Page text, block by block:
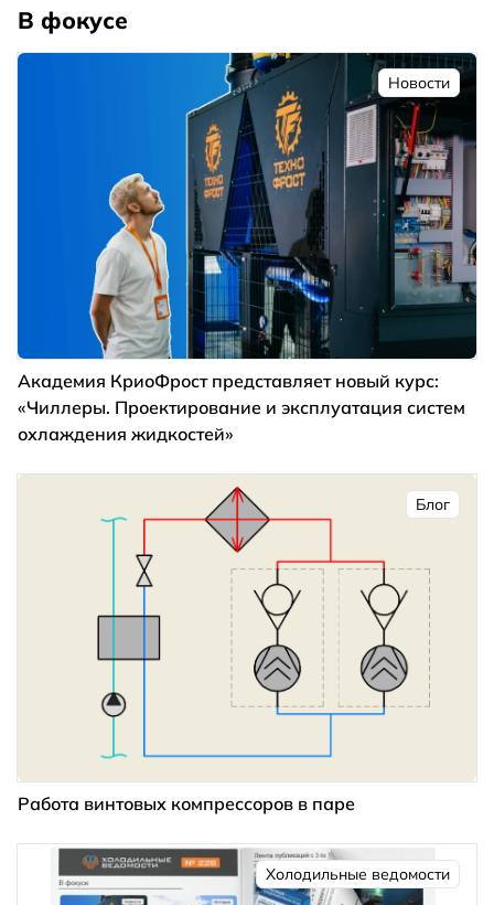
В фокусе
Новости
Академия КриоФрост представляет новый курс:
«Чиллеры. Проектирование и эксплуатация систем
охлаждения жидкостей»
Блог
Работа винтовых компрессоров в паре
Холодильные ведомости